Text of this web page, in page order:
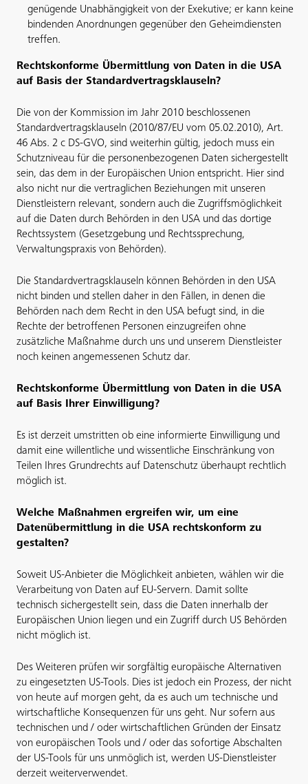
genügende Unabhängigkeit von der Exekutive; er kann keine
bindenden Anordnungen gegenüber den Geheimdiensten
treffen.
Rechtskonforme Übermittlung von Daten in die USA
auf Basis der Standardvertragsklauseln?
Die von der Kommission im Jahr 2010 beschlossenen
Standardvertragsklauseln (2010/87/EU vom 05.02.2010), Art.
46 Abs. 2 c DS-GVO, sind weiterhin gültig, jedoch muss ein
Schutzniveau für die personenbezogenen Daten sichergestellt
sein, das dem in der Europäischen Union entspricht. Hier sind
also nicht nur die vertraglichen Beziehungen mit unseren
Dienstleistern relevant, sondern auch die Zugriffsmöglichkeit
auf die Daten durch Behörden in den USA und das dortige
Rechtssystem (Gesetzgebung und Rechtssprechung,
Verwaltungspraxis von Behörden).
Die Standardvertragsklauseln können Behörden in den USA
nicht binden und stellen daher in den Fällen, in denen die
Behörden nach dem Recht in den USA befugt sind, in die
Rechte der betroffenen Personen einzugreifen ohne
zusätzliche Maßnahme durch uns und unserem Dienstleister
noch keinen angemessenen Schutz dar.
Rechtskonforme Übermittlung von Daten in die USA
auf Basis Ihrer Einwilligung?
Es ist derzeit umstritten ob eine informierte Einwilligung und
damit eine willentliche und wissentliche Einschränkung von
Teilen Ihres Grundrechts auf Datenschutz überhaupt rechtlich
möglich ist.
Welche Maßnahmen ergreifen wir, um eine
Datenübermittlung in die USA rechtskonform zu
gestalten?
Soweit US-Anbieter die Möglichkeit anbieten, wählen wir die
Verarbeitung von Daten auf EU-Servern. Damit sollte
technisch sichergestellt sein, dass die Daten innerhalb der
Europäischen Union liegen und ein Zugriff durch US Behörden
nicht möglich ist.
Des Weiteren prüfen wir sorgfältig europäische Alternativen
zu eingesetzten US-Tools. Dies ist jedoch ein Prozess, der nicht
von heute auf morgen geht, da es auch um technische und
wirtschaftliche Konsequenzen für uns geht. Nur sofern aus
technischen und / oder wirtschaftlichen Gründen der Einsatz
von europäischen Tools und / oder das sofortige Abschalten
der US-Tools für uns unmöglich ist, werden US-Dienstleister
derzeit weiterverwendet.